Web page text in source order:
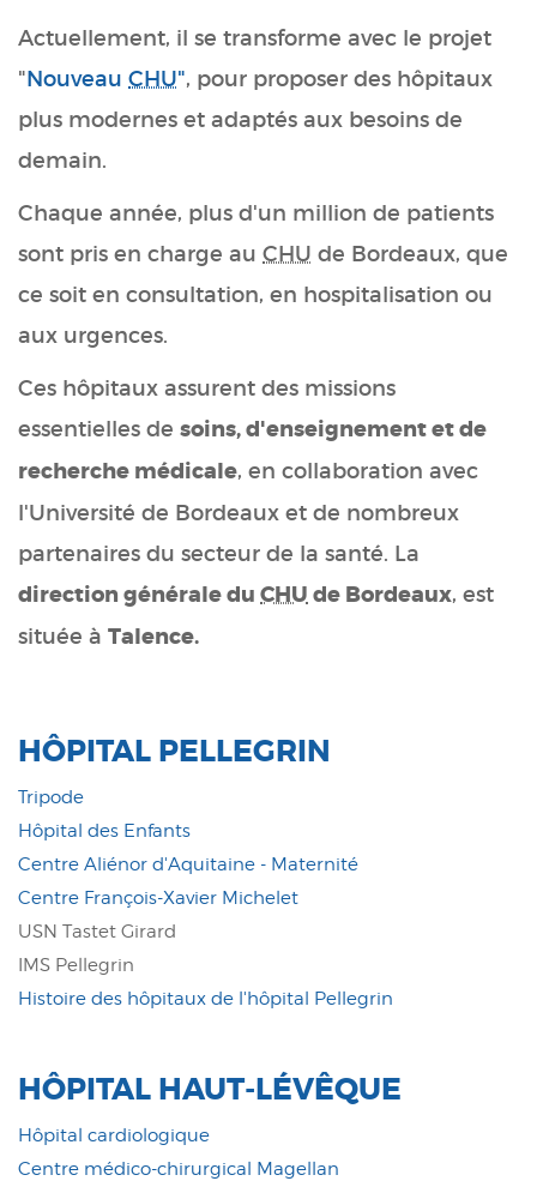
Actuellement, il se transforme avec le projet
"Nouveau CHU", pour proposer des hôpitaux
plus modernes et adaptés aux besoins de
demain.
Chaque année, plus d'un million de patients
sont pris en charge au CHU de Bordeaux, que
ce soit en consultation, en hospitalisation ou
aux urgences.
Ces hôpitaux assurent des missions
essentielles de soins, d'enseignement et de
recherche médicale, en collaboration avec
l'Université de Bordeaux et de nombreux
partenaires du secteur de la santé. La
direction générale du CHUde Bordeaux, est
située à Talence.
HÔPITAL PELLEGRIN
Tripode
Hôpital des Enfants
Centre Aliénor d'Aquitaine - Maternité
Centre François-Xavier Michelet
USN Tastet Girard
IMS Pellegrin
Histoire des hôpitaux de l'hôpital Pellegrin
HÔPITAL HAUT-LÉVÊQUE
Hôpital cardiologique
Centre médico-chirurgical Magellan